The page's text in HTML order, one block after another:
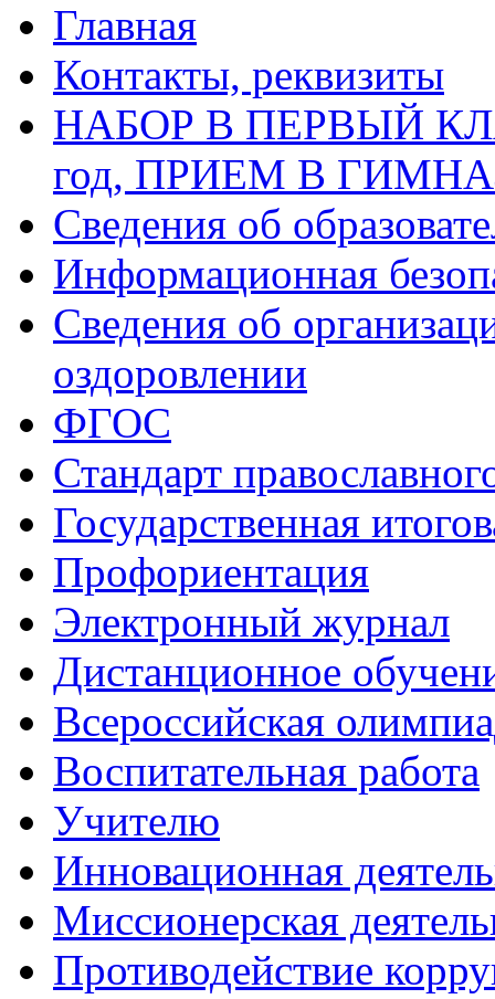
Главная
Контакты, реквизиты
НАБОР В ПЕРВЫЙ
год, ПРИЕМ В
Сведения об
Информационная
Сведения об
оздоровлении
ФГОС
Стандарт
Государственная
Профориентация
Электронный журнал
Дистанционное
Всероcсийская
Воспитательная работа
Учителю
Инновационная
Миссионерская
Противодействие